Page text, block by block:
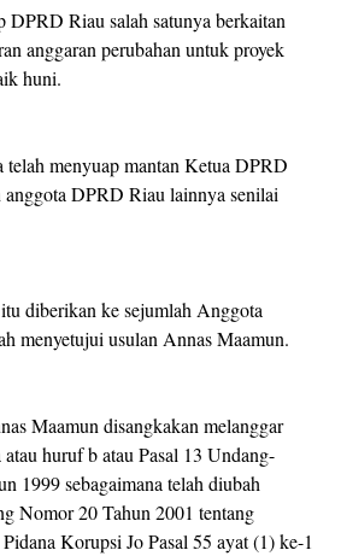
DPRD Riau salah satunya berkaitan
anggaran perubahan untuk proyek
huni.
menyuap mantan Ketua DPRD
anggota DPRD Riau lainnya senilai
diberikan ke sejumlah Anggota
menyetujui usulan Annas Maamun.
Maamun disangkakan melanggar
huruf b atau Pasal 13 Undang-
1999 sebagaimana telah diubah
Nomor 20 Tahun 2001 tentang
Korupsi Jo Pasal 55 ayat (1) ke-1